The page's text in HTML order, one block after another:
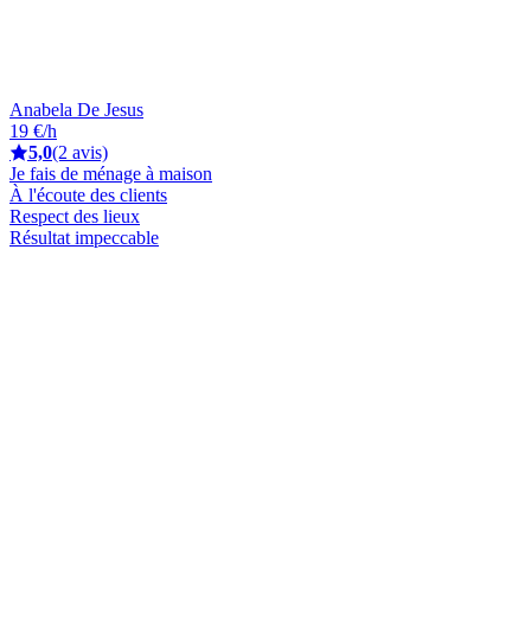
Anabela De Jesus
19 €/h
5,0(2 avis)
Je fais de ménage à maison
À l'écoute des clients
Respect des lieux
Résultat impeccable